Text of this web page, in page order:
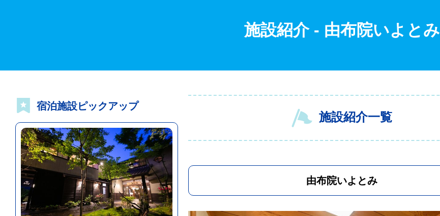
施設紹介- 由布院いよとみ
施設紹介一覧
由布院いよとみ
宿泊施設ピックアップ